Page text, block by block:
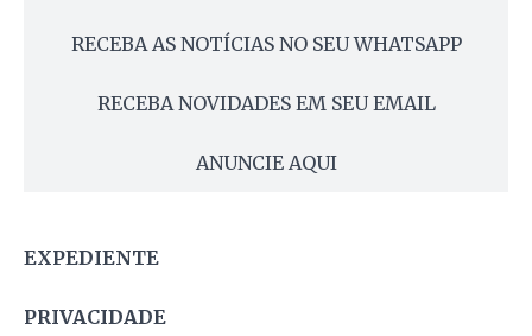
RECEBA AS NOTÍCIAS NO SEU WHATSAPP
RECEBA NOVIDADES EM SEU EMAIL
ANUNCIE AQUI
EXPEDIENTE
PRIVACIDADE